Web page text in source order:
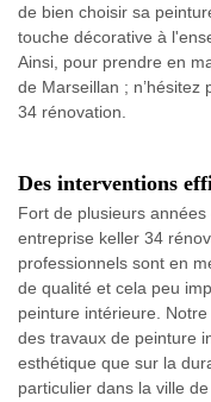
de bien choisir sa
touche décorative à
Ainsi, pour prendre en
de Marseillan ;
34 rénovation.
Des interventions
Fort de plusieurs
entreprise keller 34
professionnels sont en
de qualité et cela peu
peinture intérieure.
des travaux de peinture
esthétique que sur la
particulier dans la ville